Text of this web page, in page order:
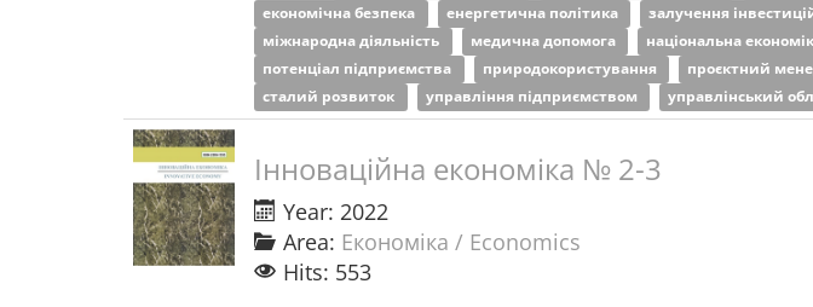
економічна безпека
енергетична політика залучення
міжнародна діяльність
медична допомога національна
потенціал підприємства
природокористування проєктний
сталий розвиток
управління підприємством управлінський
Інноваційна економіка № 2-3
Year: 2022
Area: Економіка / Economics
Hits: 553